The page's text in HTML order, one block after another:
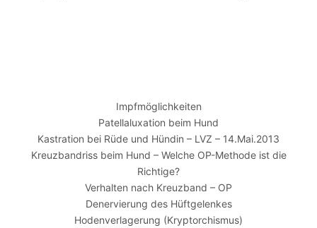
Impfmöglichkeiten
Patellaluxation beim Hund
Kastration bei Rüde und Hündin – LVZ – 14.Mai.2013
Kreuzbandriss beim Hund – Welche OP-Methode ist die
Richtige?
Verhalten nach Kreuzband – OP
Denervierung des Hüftgelenkes
Hodenverlagerung (Kryptorchismus)